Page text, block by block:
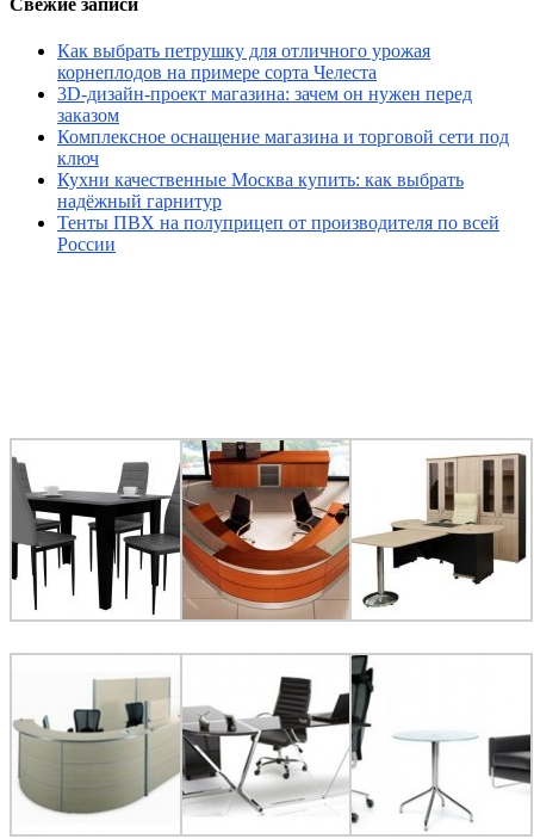
Свежие записи
Как выбрать петрушку для отличного урожая
корнеплодов на примере сорта Челеста
3D-дизайн-проект магазина: зачем он нужен перед
заказом
Комплексное оснащение магазина и торговой сети под
ключ
Кухни качественные Москва купить: как выбрать
надёжный гарнитур
Тенты ПВХ на полуприцеп от производителя по всей
России